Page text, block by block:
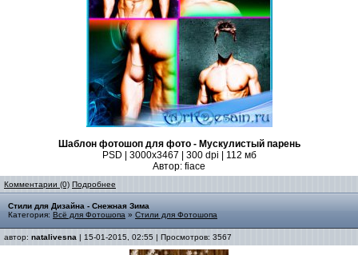
Шаблон фотошоп для фото - Мускулистый парень
PSD | 3000x3467 | 300 dpi | 112 мб
Автор: fiace
Комментарии (0) Подробнее
Стили для Дизайна - Снежная Зима
Категория: Всё для Фотошопа » Стили для Фотошопа
автор: natalivesna | 15-01-2015, 02:55 | Просмотров: 3567